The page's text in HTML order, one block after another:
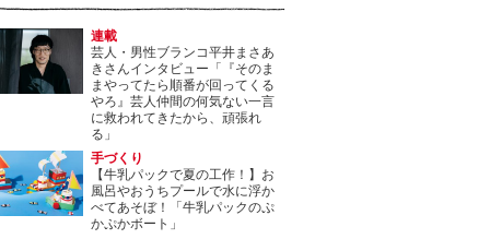
連載
芸人・男性ブランコ平井まさあ
きさんインタビュー「『そのま
まやってたら順番が回ってくる
やろ』芸人仲間の何気ない一言
に救われてきたから、頑張れ
る」
手づくり
【牛乳パックで夏の工作！】お
風呂やおうちプールで水に浮か
べてあそぼ！「牛乳パックのぷ
かぷかボート」